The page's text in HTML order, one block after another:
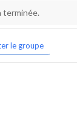
terminée.
le groupe